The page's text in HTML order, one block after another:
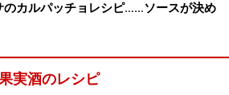
を入れる
砂糖を入れて、ホワイトリカーを加
のカルパッチョレシピ……ソースが決め
実酒のレシピ